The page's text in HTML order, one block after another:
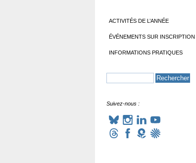
ACTIVITÉS DE L’ANNÉE
ÉVÉNEMENTS SUR INSCRIPTION
INFORMATIONS PRATIQUES
Suivez-nous :